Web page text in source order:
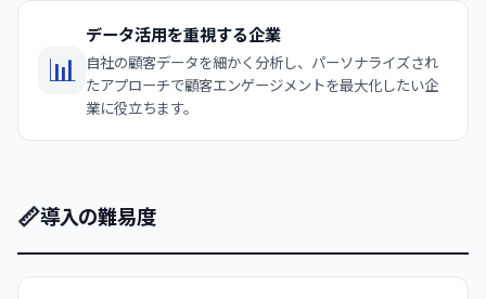
📊
データ活用を重視する企業
自社の顧客データを細かく分析し、パーソナライズされ
たアプローチで顧客エンゲージメントを最大化したい企
業に役立ちます。
📏導入の難易度